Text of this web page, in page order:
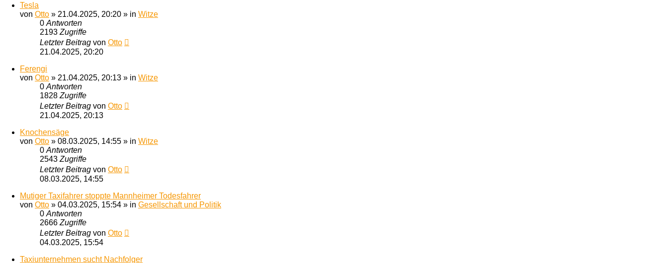
Tesla
von Otto » 21.04.2025, 20:20 » in Witze
0 Antworten
2193 Zugriffe
Letzter Beitrag von Otto
21.04.2025, 20:20
Ferengi
von Otto » 21.04.2025, 20:13 » in Witze
0 Antworten
1828 Zugriffe
Letzter Beitrag von Otto
21.04.2025, 20:13
Knochensäge
von Otto » 08.03.2025, 14:55 » in Witze
0 Antworten
2543 Zugriffe
Letzter Beitrag von Otto
08.03.2025, 14:55
Mutiger Taxifahrer stoppte Mannheimer Todesfahrer
von Otto » 04.03.2025, 15:54 » in Gesellschaft und Politik
0 Antworten
2666 Zugriffe
Letzter Beitrag von Otto
04.03.2025, 15:54
Taxiunternehmen sucht Nachfolger